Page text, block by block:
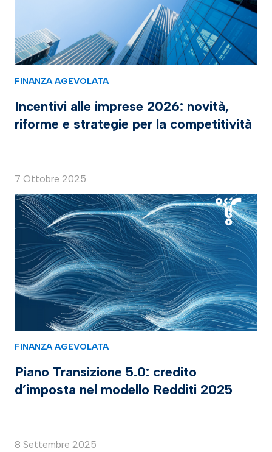
FINANZA AGEVOLATA
Incentivi alle imprese 2026: novità,
riforme e strategie per la competitività
7 Ottobre 2025
FINANZA AGEVOLATA
Piano Transizione 5.0: credito
d’imposta nel modello Redditi 2025
8 Settembre 2025